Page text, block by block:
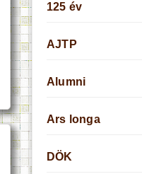
125 év
AJTP
Alumni
Ars longa
DÖK